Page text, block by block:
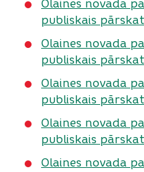
Olaines novada
publiskais
Olaines novada
publiskais
Olaines novada
publiskais
Olaines novada
publiskais
Olaines novada